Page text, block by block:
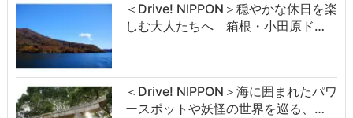
＜Drive! NIPPON＞穏やかな休日を楽
しむ大人たちへ 箱根・小田原ド…
＜Drive! NIPPON＞海に囲まれたパワ
ースポットや妖怪の世界を巡る、…